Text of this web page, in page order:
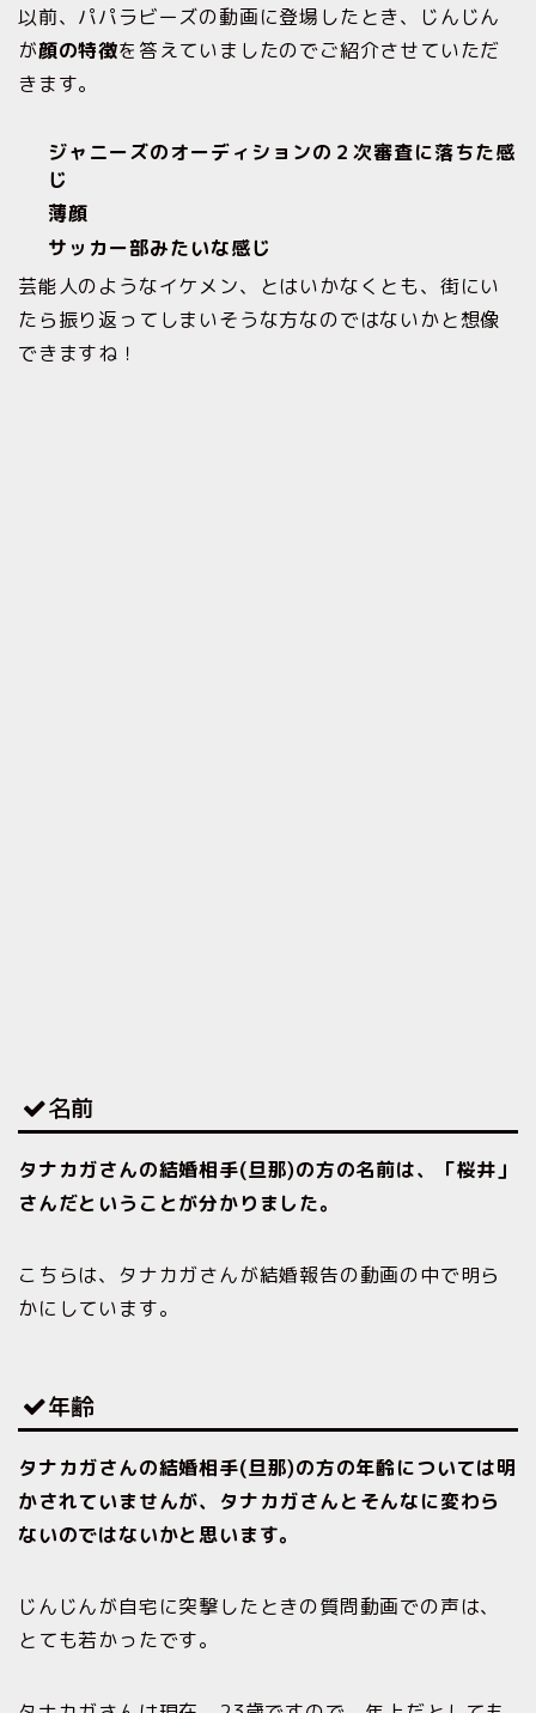
以前、パパラビーズの動画に登場したとき、じんじん
が顔の特徴を答えていましたのでご紹介させていただ
きます。
ジャニーズのオーディションの２次審査に落ちた感
じ
薄顔
サッカー部みたいな感じ
芸能人のようなイケメン、とはいかなくとも、街にい
たら振り返ってしまいそうな方なのではないかと想像
できますね！
名前
タナカガさんの結婚相手(旦那)の方の名前は、「桜井」
さんだということが分かりました。
こちらは、タナカガさんが結婚報告の動画の中で明ら
かにしています。
年齢
タナカガさんの結婚相手(旦那)の方の年齢については明
かされていませんが、タナカガさんとそんなに変わら
ないのではないかと思います。
じんじんが自宅に突撃したときの質問動画での声は、
とても若かったです。